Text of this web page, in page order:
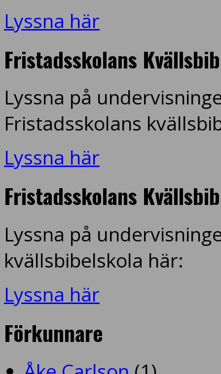
Lyssna här
Fristadsskolans
Lyssna på
Fristadsskolans
Lyssna här
Fristadsskolans
Lyssna på
kvällsbibelskola här:
Lyssna här
Förkunnare